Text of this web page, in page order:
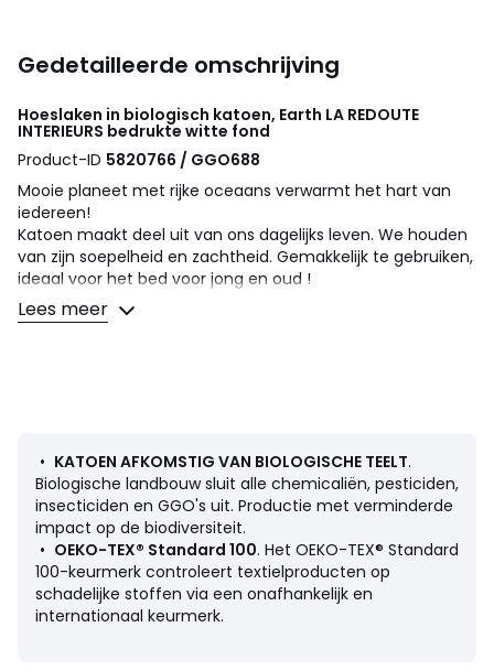
Gedetailleerde omschrijving
Hoeslaken in biologisch katoen, Earth LA REDOUTE
INTERIEURS bedrukte witte fond
Product-ID 5820766 / GGO688
Mooie planeet met rijke oceaans verwarmt het hart van
iedereen!
Katoen maakt deel uit van ons dagelijks leven. We houden
van zijn soepelheid en zachtheid. Gemakkelijk te gebruiken,
ideaal voor het bed voor jong en oud !
• Elastische hoeken
• Omslag van 25 cm
Onderhoud
• Wassen op 60°
• Door te wassen op 40° in plaats van 60°, verminder je
het energieverbruik
Lees meer
• KATOEN AFKOMSTIG VAN BIOLOGISCHE TEELT.
Biologische landbouw sluit alle chemicaliën, pesticiden,
insecticiden en GGO's uit. Productie met verminderde
impact op de biodiversiteit.
• OEKO-TEX® Standard 100. Het OEKO-TEX® Standard
100-keurmerk controleert textielproducten op
schadelijke stoffen via een onafhankelijk en
internationaal keurmerk.